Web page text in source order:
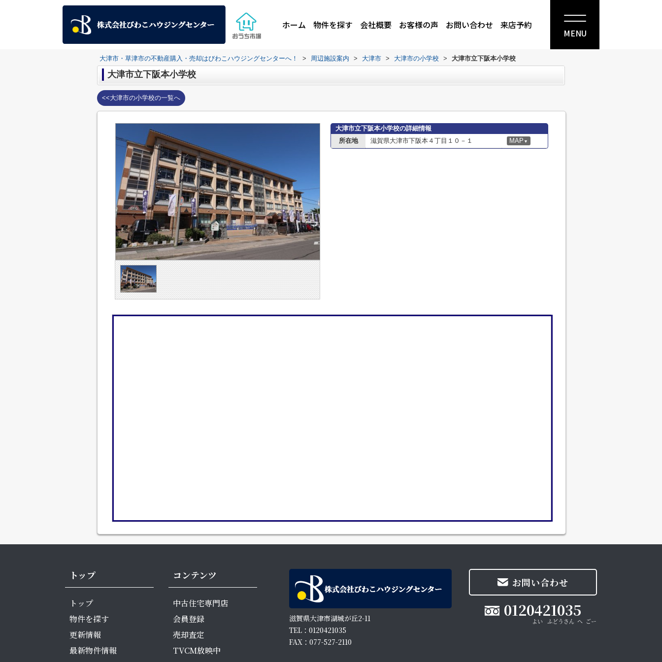
ホーム 物件を探す 会社概要 お客様の声 お問い合わせ 来店予約
MENU
大津市・草津市の不動産購入・売却はびわこハウジングセンターへ！ > 周辺施設案内 > 大津市 > 大津市の小学校 > 大津市立下阪本小学校
大津市立下阪本小学校
<<大津市の小学校の一覧へ
大津市立下阪本小学校の詳細情報
所在地
滋賀県大津市下阪本４丁目１０－１ MAP ▼
トップ
トップ
物件を探す
更新情報
最新物件情報
コンテンツ
中古住宅専門店
会員登録
売却査定
TVCM放映中
滋賀県大津市湖城が丘2-11
TEL：0120421035
FAX：077-527-2110
お問い合わせ
0120421035